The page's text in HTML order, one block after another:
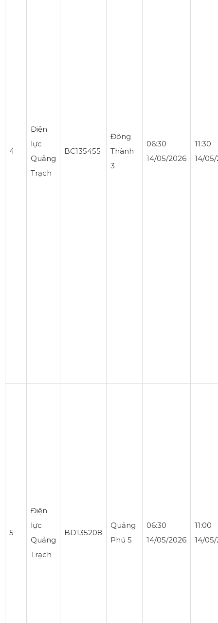
4
Điện
lực
Quảng
Trạch
BC135455
Đông
Thành
3
06:30
14/05/2026
11:30
14/
5
Điện
lực
Quảng
Trạch
BD135208
Quảng
Phú 5
06:30
14/05/2026
11:00
14/